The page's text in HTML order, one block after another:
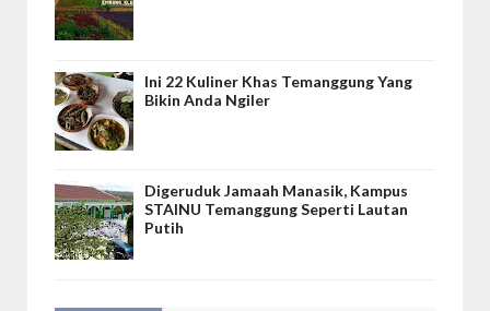
Ini 22 Kuliner Khas Temanggung Yang
Bikin Anda Ngiler
Digeruduk Jamaah Manasik, Kampus
STAINU Temanggung Seperti Lautan
Putih